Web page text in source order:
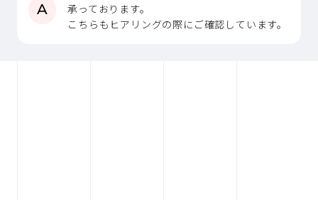
A
承っております。
こちらもヒアリングの際にご確認しています。